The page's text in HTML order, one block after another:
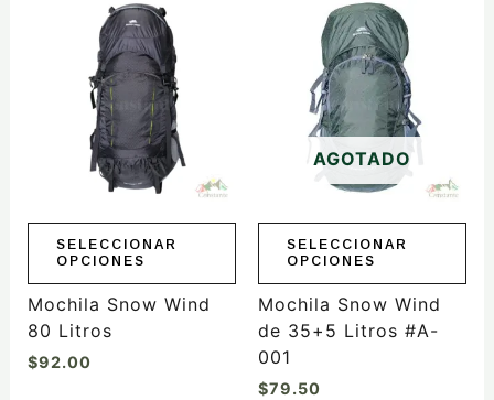
SELECCIONAR
OPCIONES
producto
múltiples
variantes.
opciones
elegir
la
página
producto
Mochila Snow Wind
80 Litros
$92.00
AGOTADO
SELECCIONAR
OPCIONES
producto
múltiples
variantes.
opciones
elegir
la
página
de
Mochila Snow Wind
de 35+5 Litros #A-
001
$79.50